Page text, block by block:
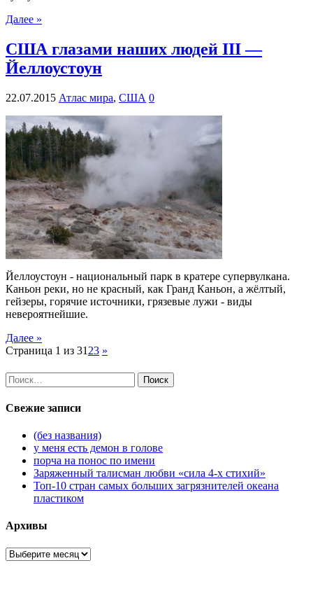
Далее »
США глазами наших людей III —
Йеллоустоун
22.07.2015 Атлас мира, США 0
Йеллоустоун - национальный парк в кратере супервулкана.
Каньон реки, но не красный, как Гранд Каньон, а жёлтый,
гейзеры, горячие источники, грязевые лужи - виды
невероятнейшие.
Далее »
Страница 1 из 31 23 »
Найти:
Свежие записи
(без названия)
у меня есть демон в голове
порча на понос по имени
Заряженный талисман любви «сила 4-х стихий»
Топ-10 стран самых больших загрязнителей океана
пластиком
Архивы
Архивы